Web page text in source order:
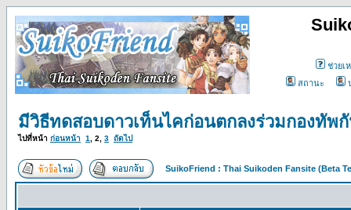
ช่วยเ
สถานะ
มีวิธีทดสอบดาวเท็นไคก่อนตกลงร่วมกองทัพ
ไปที่หน้า ก่อนหน้า 1 2 3 ถัดไป
SuikoFriend : Thai Suikoden Fansite (Beta